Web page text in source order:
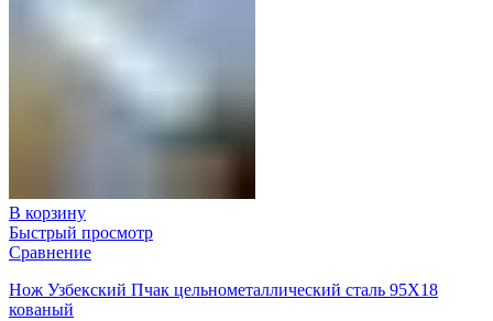
В корзину
Быстрый просмотр
Сравнение
Нож Узбекский Пчак цельнометаллический сталь 95Х18
кованый